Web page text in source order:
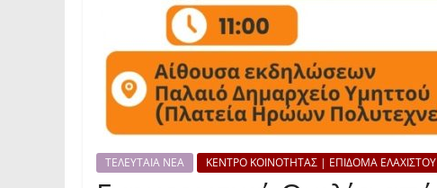
ΤΕΛΕΥΤΑΙΑ ΝΕΑ ΚΕΝΤΡΟ ΚΟΙΝΟΤΗΤΑΣ | ΕΠΙΔΟΜΑ